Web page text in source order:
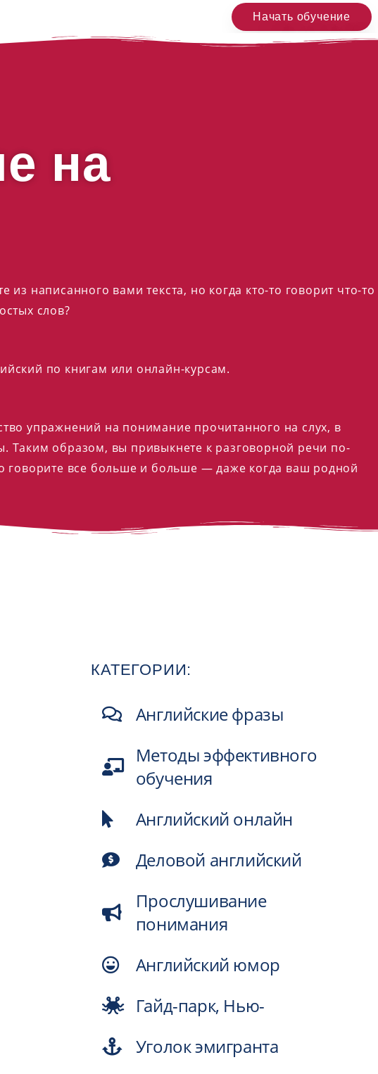
Начать обучение
на
написанного вами текста, но когда кто-то говорит что-то
слов?
по книгам или онлайн-курсам.
упражнений на понимание прочитанного на слух, в
Таким образом, вы привыкнете к разговорной речи по-
говорите все больше и больше — даже когда ваш родной
КАТЕГОРИИ:
Английские фразы
Методы эффективного
обучения
Английский онлайн
Деловой английский
Прослушивание
понимания
Английский юмор
Гайд-парк, Нью-
Уголок эмигранта